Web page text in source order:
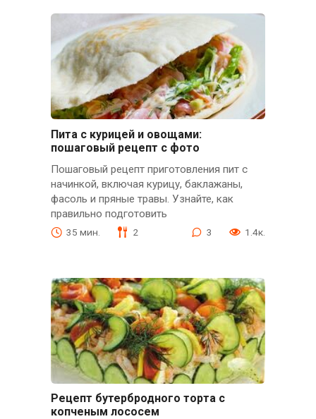
Пита с курицей и овощами:
пошаговый рецепт с фото
Пошаговый рецепт приготовления пит с
начинкой, включая курицу, баклажаны,
фасоль и пряные травы. Узнайте, как
правильно подготовить
35 мин. 2 3 1.4к.
Рецепт бутербродного торта с
копченым лососем